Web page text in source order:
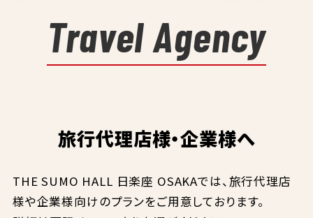
Travel Agency
旅行代理店様・企業様へ
THE SUMO HALL 日楽座 OSAKAでは、旅行代理店
様や企業様向けのプランをご用意しております。